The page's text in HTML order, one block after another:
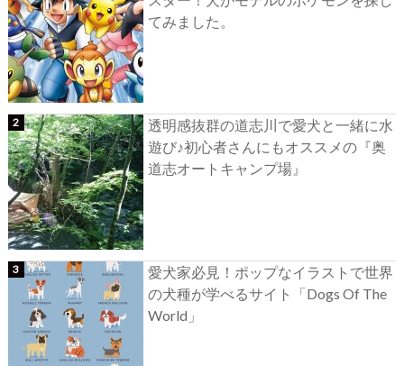
てみました。
透明感抜群の道志川で愛犬と一緒に水
遊び♪初心者さんにもオススメの『奥
道志オートキャンプ場』
愛犬家必見！ポップなイラストで世界
の犬種が学べるサイト「Dogs Of The
World」